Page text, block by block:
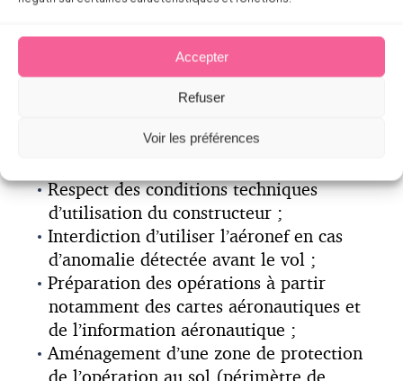
Accepter
Refuser
Voir les préférences
sécurité de l’exploitation et la répartition
des rôles au sein de l’entreprise
(encadrement, etc.);
continue des télépilotes, dont la liste
Respect des conditions techniques
d’utilisation du constructeur ;
Interdiction d’utiliser l’aéronef en cas
d’anomalie détectée avant le vol ;
Préparation des opérations à partir
notamment des cartes aéronautiques et
de l’information aéronautique ;
Aménagement d’une zone de protection
de l’opération au sol (périmètre de